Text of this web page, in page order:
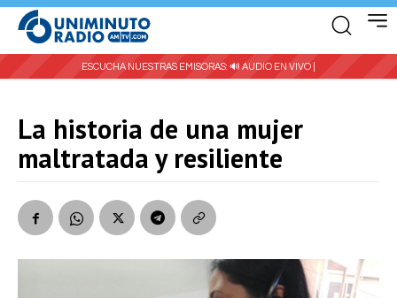
ESCUCHA NUESTRAS EMISORAS: 🔊 AUDIO EN VIVO |
La historia de una mujer
maltratada y resiliente